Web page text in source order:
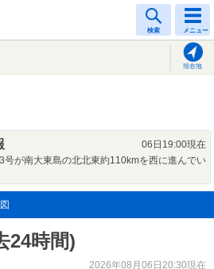
検索 メニュー
現在地
06日19:00現在
号が南大東島の北北東約110kmを西に進んでい
24時間)
2026年08月06日20:30現在